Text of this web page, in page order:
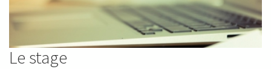
Le stage